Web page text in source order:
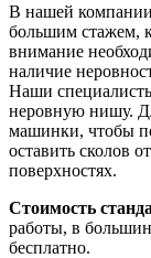
В нашей
большим стажем,
внимание
наличие
Наши
неровную нишу.
машинки, чтобы
оставить сколов
поверхностях.
Стоимость
работы, в
бесплатно.